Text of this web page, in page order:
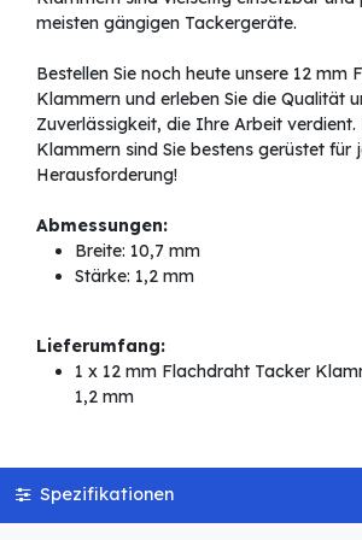
meisten gängigen Tackergeräte.
Bestellen Sie noch heute unsere 12 mm
Klammern und erleben Sie die Qualität
Zuverlässigkeit, die Ihre Arbeit verdient.
Klammern sind Sie bestens gerüstet für
Herausforderung!
Abmessungen:
Breite: 10,7 mm
Stärke: 1,2 mm
Lieferumfang:
1 x 12 mm Flachdraht Tacker
1,2 mm
Spezifikationen